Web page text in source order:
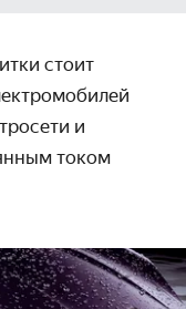
стоит
и
током